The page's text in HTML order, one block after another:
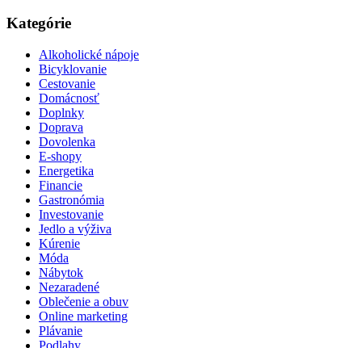
Kategórie
Alkoholické nápoje
Bicyklovanie
Cestovanie
Domácnosť
Doplnky
Doprava
Dovolenka
E-shopy
Energetika
Financie
Gastronómia
Investovanie
Jedlo a výživa
Kúrenie
Móda
Nábytok
Nezaradené
Oblečenie a obuv
Online marketing
Plávanie
Podlahy